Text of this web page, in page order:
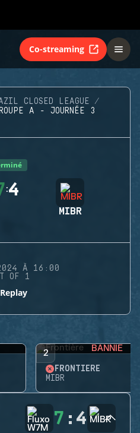
Co-streaming
CLOSED LEAGUE
A - JOURNÉE 3
:4
MIBR
À 16:00
OF 1
Replay
2 BANNIE
FRONTIÈRE
MIBR
7 : 4